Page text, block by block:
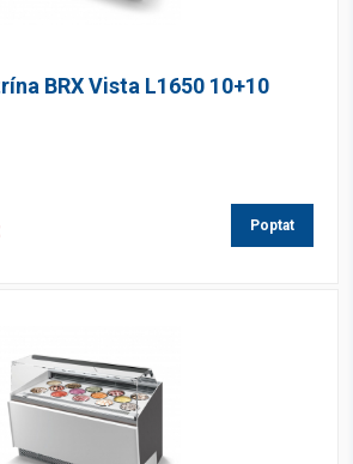
BRX Vista L1650 10+10
Poptat